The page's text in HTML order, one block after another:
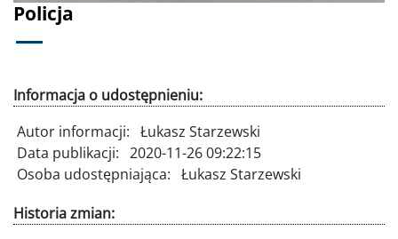
Policja
Informacja o udostępnieniu:
Autor informacji: Łukasz Starzewski
Data publikacji: 2020-11-26 09:22:15
Osoba udostępniająca: Łukasz Starzewski
Historia zmian: